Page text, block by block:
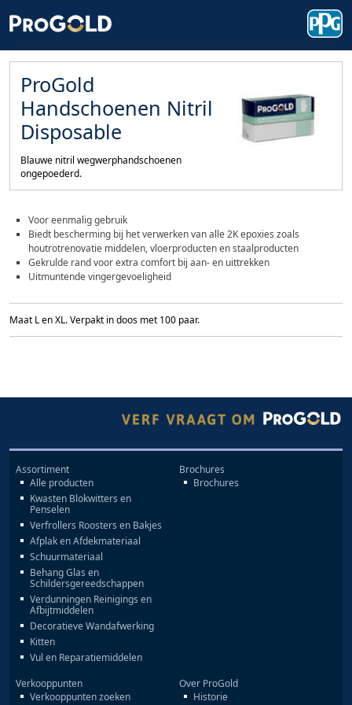
ProGold
Handschoenen Nitril
Disposable
Blauwe nitril wegwerphandschoenen
ongepoederd.
Voor eenmalig gebruik
Biedt bescherming bij het verwerken van alle 2K epoxies zoals
houtrotrenovatie middelen, vloerproducten en staalproducten
Gekrulde rand voor extra comfort bij aan- en uittrekken
Uitmuntende vingergevoeligheid
Maat L en XL. Verpakt in doos met 100 paar.
Assortiment
Alle producten
Kwasten Blokwitters en
Penselen
Verfrollers Roosters en Bakjes
Afplak en Afdekmateriaal
Schuurmateriaal
Behang Glas en
Schildersgereedschappen
Verdunningen Reinigings en
Afbijtmiddelen
Decoratieve Wandafwerking
Kitten
Vul en Reparatiemiddelen
Brochures
Brochures
Verkooppunten
Verkooppunten zoeken
Over ProGold
Historie